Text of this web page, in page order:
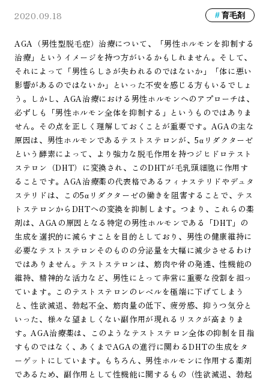
2020.09.18 育毛剤
AGA（男性型脱毛症）治療について、「男性ホルモンを抑制する
治療」というイメージを持つ方がいるかもしれません。そして、
それによって「男性らしさが失われるのではないか」「体に悪い
影響があるのではないか」といった不安を感じる方もいるでしょ
う。しかし、AGA治療における男性ホルモンへのアプローチは、
必ずしも「男性ホルモン全体を抑制する」というものではありま
せん。その点を正しく理解しておくことが重要です。AGAの主な
原因は、男性ホルモンであるテストステロンが、5αリダクターゼ
という酵素によって、より強力な脱毛作用を持つジヒドロテスト
ステロン（DHT）に変換され、このDHTが毛乳頭細胞に作用す
ることです。AGA治療薬の代表格であるフィナステリドやデュタ
ステリドは、この5αリダクターゼの働きを阻害することで、テス
トステロンからDHTへの変換を抑制します。つまり、これらの薬
剤は、AGAの原因となる特定の男性ホルモンである「DHT」の
生成を選択的に減らすことを目的としており、男性の健康維持に
必要なテストステロンそのものの分泌量を大幅に減少させるわけ
ではありません。テストステロンは、筋肉や骨の発達、性機能の
維持、精神的な活力など、男性にとって非常に重要な役割を担っ
ています。このテストステロンのレベルを極端に下げてしまう
と、性欲減退、勃起不全、筋肉量の低下、疲労感、抑うつ気分と
いった、様々な望ましくない副作用が現れるリスクが高まりま
す。AGA治療薬は、このようなテストステロン全体の抑制を目指
すものではなく、あくまでAGAの進行に関わるDHTの生成をタ
ーゲットにしています。もちろん、男性ホルモンに作用する薬剤
であるため、副作用として性機能に関するもの（性欲減退、勃起